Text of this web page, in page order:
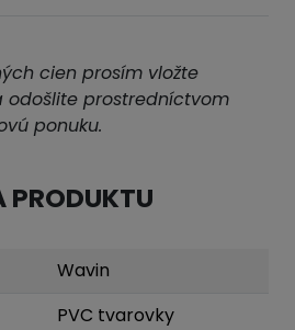
cien prosím vložte
odošlite prostredníctvom
ponuku.
PRODUKTU
Wavin
PVC tvarovky